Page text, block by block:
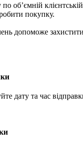
об’ємній
покупку.
допоможе
дату та час